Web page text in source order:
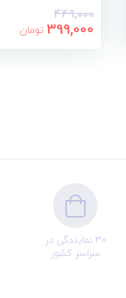
449,000
399,000 تومان
30 نمایندگی در
سراسر کشور